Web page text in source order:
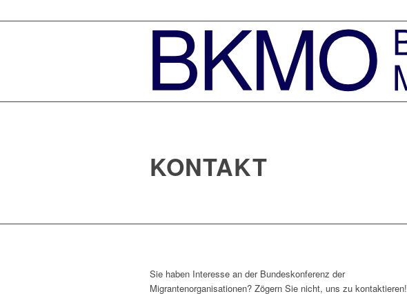
KONTAKT
Sie haben Interesse an der Bundeskonferenz der
Migrantenorganisationen? Zögern Sie nicht, uns zu kontaktieren!